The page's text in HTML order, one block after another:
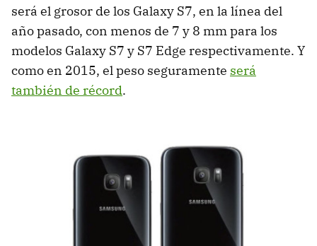
será el grosor de los Galaxy S7, en la línea del
año pasado, con menos de 7 y 8 mm para los
modelos Galaxy S7 y S7 Edge respectivamente. Y
como en 2015, el peso seguramente será
también de récord.